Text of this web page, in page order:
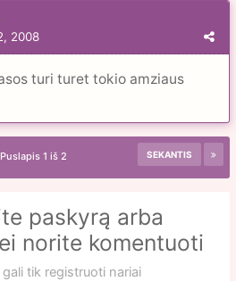
2008
turi turet tokio amziaus
SEKANTIS
Puslapis 1 iš 2
paskyrą arba
norite komentuoti
tik registruoti nariai